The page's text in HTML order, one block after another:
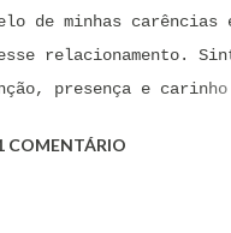
de minhas carências
relacionamento.
presença e carinho
influência dessas
COMENTÁRIO